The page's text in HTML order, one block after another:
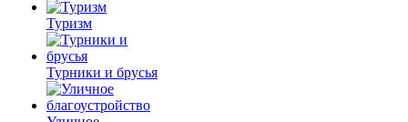
Туризм
Турники и брусья